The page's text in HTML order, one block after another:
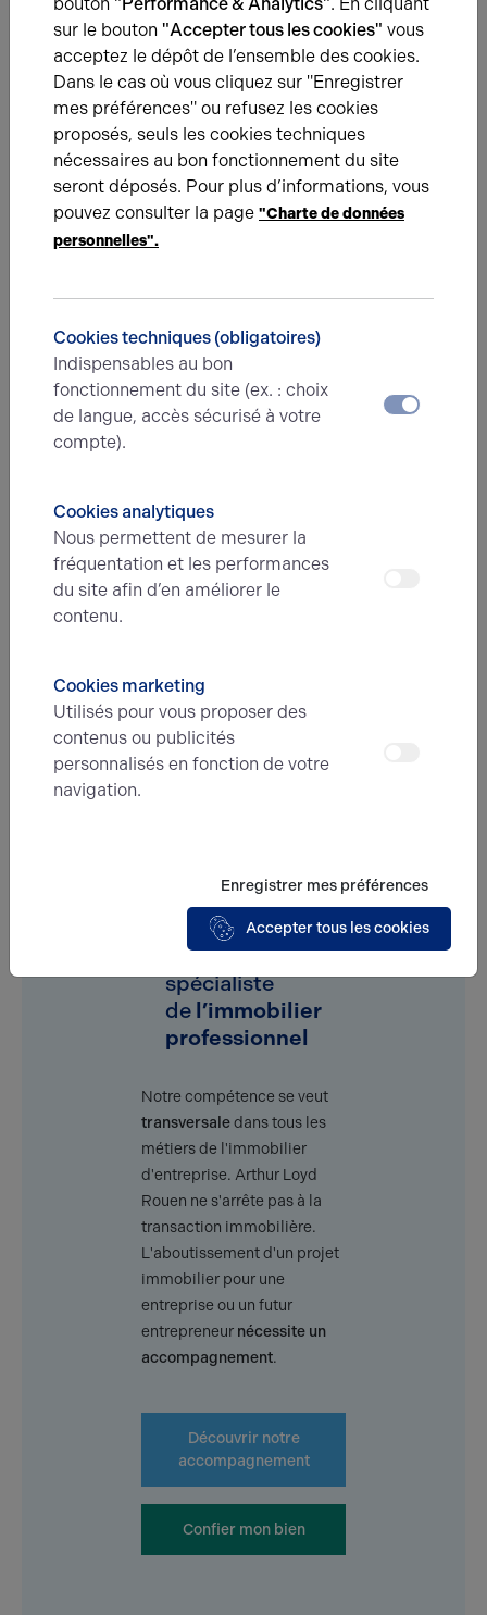
19.06.2019 ILS NOUS ONT FAIT CONFIANCE
Club Moving se développe à Rouen
Arthur Loyd a permis à L’Arène (ex-Club Moving) de
doubler sa surface et d’ouvrir un club à Rouen, un espace
de 2 600 m² dédié au sport et au bien-être.
19.06.2019 ILS NOUS ONT FAIT CONFIANCE
Bodyfit+ s’installe à Rouen
de bureaux adaptés à son développement.
Arthur Loyd,
spécialiste
de l’immobilier
professionnel
Notre compétence se veut
transversaledans tous les
métiers de l'immobilier
d'entreprise. Arthur Loyd
Rouen ne s'arrête pas à la
transaction immobilière.
L'aboutissement d'un projet
immobilier pour une
entreprise ou un futur
entrepreneur nécessite un
accompagnement.
Découvrir notre
accompagnement
Confier mon bien
sur le bouton "Accepter tous les cookies" vous
acceptez le dépôt de l’ensemble des cookies.
Dans le cas où vous cliquez sur "Enregistrer
mes préférences" ou refusez les cookies
proposés, seuls les cookies techniques
nécessaires au bon fonctionnement du site
seront déposés. Pour plus d’informations, vous
pouvez consulter la page "Charte de données
personnelles".
Cookies techniques (obligatoires)
Indispensables au bon
fonctionnement du site (ex. : choix
de langue, accès sécurisé à votre
compte).
Cookies analytiques
Nous permettent de mesurer la
fréquentation et les performances
du site afin d’en améliorer le
contenu.
Cookies marketing
Utilisés pour vous proposer des
contenus ou publicités
personnalisés en fonction de votre
navigation.
Enregistrer mes préférences
Accepter tous les cookies